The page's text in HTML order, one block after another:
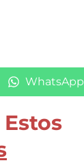
Compartir
WhatsApp